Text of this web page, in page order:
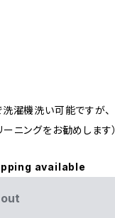
濯機洗い可能ですが、
ニングをお勧めします）
available